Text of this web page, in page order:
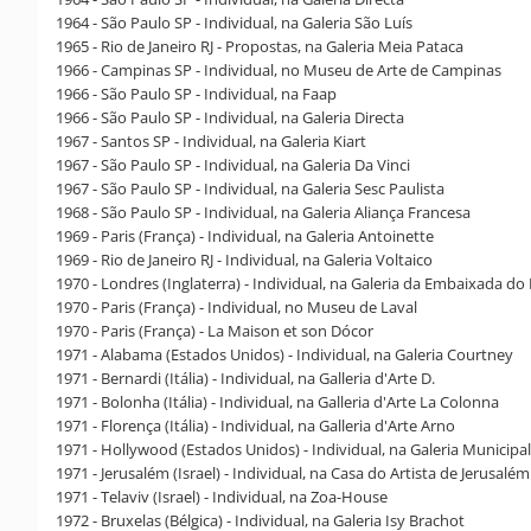
1964 - São Paulo SP - Individual, na Galeria São Luís
1965 - Rio de Janeiro RJ - Propostas, na Galeria Meia Pataca
1966 - Campinas SP - Individual, no Museu de Arte de Campinas
1966 - São Paulo SP - Individual, na Faap
1966 - São Paulo SP - Individual, na Galeria Directa
1967 - Santos SP - Individual, na Galeria Kiart
1967 - São Paulo SP - Individual, na Galeria Da Vinci
1967 - São Paulo SP - Individual, na Galeria Sesc Paulista
1968 - São Paulo SP - Individual, na Galeria Aliança Francesa
1969 - Paris (França) - Individual, na Galeria Antoinette
1969 - Rio de Janeiro RJ - Individual, na Galeria Voltaico
1970 - Londres (Inglaterra) - Individual, na Galeria da Embaixada do
1970 - Paris (França) - Individual, no Museu de Laval
1970 - Paris (França) - La Maison et son Dócor
1971 - Alabama (Estados Unidos) - Individual, na Galeria Courtney
1971 - Bernardi (Itália) - Individual, na Galleria d'Arte D.
1971 - Bolonha (Itália) - Individual, na Galleria d'Arte La Colonna
1971 - Florença (Itália) - Individual, na Galleria d'Arte Arno
1971 - Hollywood (Estados Unidos) - Individual, na Galeria
1971 - Jerusalém (Israel) - Individual, na Casa do Artista de Jerusalém
1971 - Telaviv (Israel) - Individual, na Zoa-House
1972 - Bruxelas (Bélgica) - Individual, na Galeria Isy Brachot